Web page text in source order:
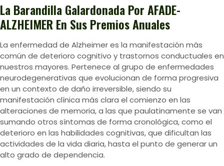
La Barandilla Galardonada Por AFADE-
ALZHEIMER En Sus Premios Anuales
La enfermedad de Alzheimer es la manifestación más
común de deterioro cognitivo y trastornos conductuales en
nuestros mayores. Pertenece al grupo de enfermedades
neurodegenerativas que evolucionan de forma progresiva
en un contexto de daño irreversible, siendo su
manifestación clínica más clara el comienzo en las
alteraciones de memoria, a las que paulatinamente se van
sumando otros síntomas de forma cronológica, como el
deterioro en las habilidades cognitivas, que dificultan las
actividades de la vida diaria, hasta el punto de generar un
alto grado de dependencia.